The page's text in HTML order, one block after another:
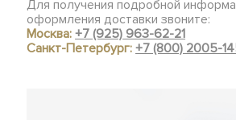
Для получения подробной
оформления доставки звоните:
Москва:+7 (925) 963-62-21
Санкт-Петербург:+7 (800) 2005-